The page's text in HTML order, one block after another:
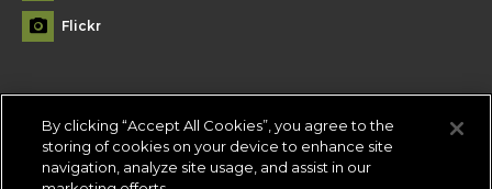
Flickr
Plan du site
By clicking “Accept All Cookies”, you agree to the
storing of cookies on your device to enhance site
navigation, analyze site usage, and assist in our